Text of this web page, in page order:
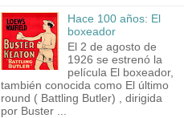
Hace 100 años: El
boxeador
El 2 de agosto de
1926 se estrenó la
película El boxeador,
también conocida como El último
round ( Battling Butler) , dirigida
por Buster ...